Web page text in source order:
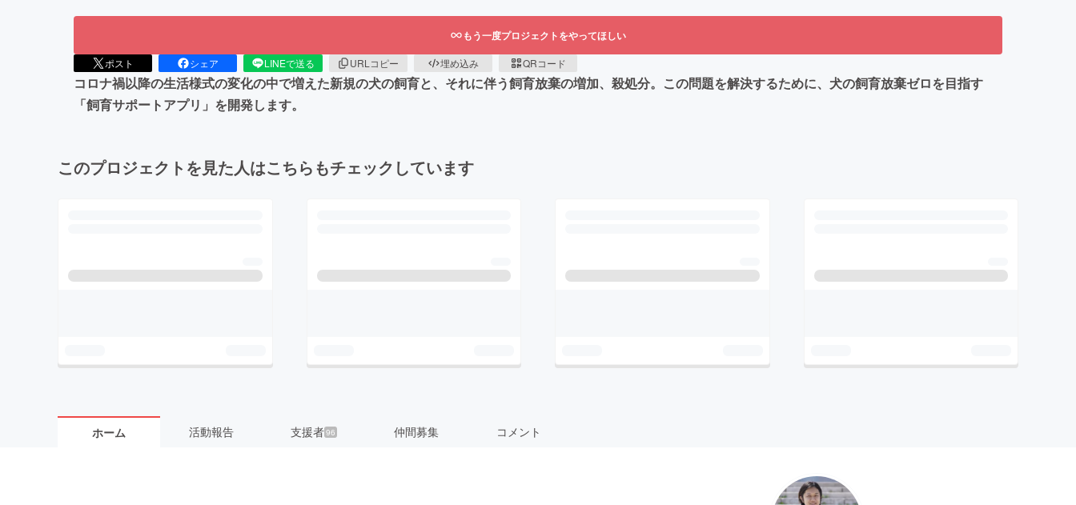
もう一度プロジェクトをやってほしい
ポスト シェア LINEで送る URLコピー 埋め込み QRコード
コロナ禍以降の生活様式の変化の中で増えた新規の犬の飼育と、それに伴う飼育放棄の増加、殺処分。この問題を解決するために、犬の飼育放棄ゼロを目指す
「飼育サポートアプリ」を開発します。
このプロジェクトを見た人はこちらもチェックしています
ホーム 活動報告 支援者96 仲間募集 コメント